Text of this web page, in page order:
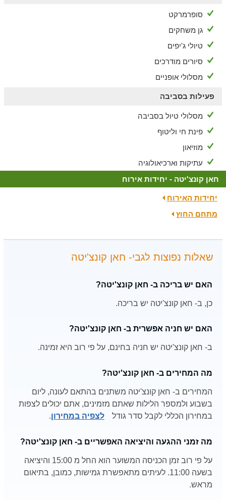
סופרמרקט
גן משחקים
טיולי ג'יפים
סיורים מודרכים
מסלולי אופניים
פעילות בסביבה
מסלולי טיול בסביבה
פינת חי וליטוף
מוזיאון
עתיקות וארכיאולוגיה
חאן קונצ'יטה - יחידות אירוח
יחידות האירוח
מתחם החוץ
שאלות נפוצות לגבי- חאן קונצ'יטה
האם יש בריכה ב- חאן קונצ'יטה?
כן, ב- חאן קונצ'יטה יש בריכה.
האם יש חניה אפשרית ב- חאן קונצ'יטה?
ב- חאן קונצ'יטה יש חניה בחינם, על פי רוב היא זמינה.
מה המחירים ב- חאן קונצ'יטה?
המחירים ב- חאן קונצ'יטה משתנים בהתאם לעונה, ליום
בשבוע ולמספר הלילות שאתם מזמינים, אתם יכולים לצפות
במחירון הכללי לקבל סדר גודל
לצפיה במחירון.
מה זמני ההגעה והיציאה האפשריים ב- חאן קונצ'יטה?
על פי רוב זמן הכניסה המשוער הוא החל מ 15:00 והיציאה
בשעה 11:00. לעיתים מתאפשרת גמישות, כמובן, בתיאום
מראש.